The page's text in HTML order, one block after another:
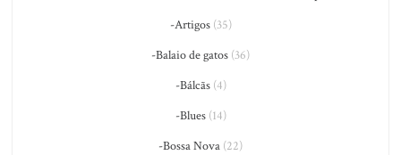
-Artigos(35)
-Balaio de gatos (36)
-Bálcãs(4)
-Blues(14)
-Bossa Nova (22)